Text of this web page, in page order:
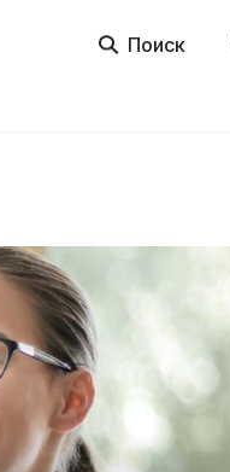
Поиск